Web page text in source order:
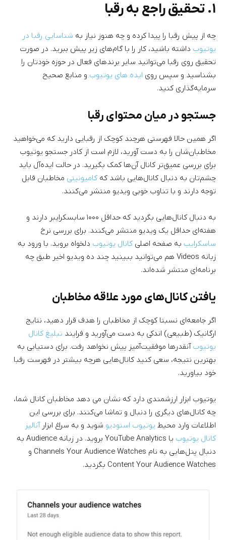
۱. تحقیق راجع به رقبا
چه از پیش رقبا را پیدا کرده و چه هنوز نیاز به شناسایی رقبا در
یوتیوب داشته باشید،‌ کار را با گام‌های زیر پیش ببرید. در صورت
تحقیق روی رقبا می‌توانید سایر برندهای فعال در حوزه خودتان را
بشناسید و سپس روی ایده های یوتیوب و منابع صحیح
سرمایه‌گذاری کنید.
جستجو در میان محتوای رقبا
اگر همین حالا فهرستی هرچند کوچک از رقبایی دارید که می‌خواهید
مخاطبان‌شان را به دست آورید، لازم است از کادر جستجو یوتیوب
برای بررسی عمیق‌تر کانال‌ آن‌ها کمک بگیرید. در حالت ایده‌آل باید
چشم‌تان به دنبال کانال‌هایی باشد که کامیونیتی مخاطبان قابل
توجه دارند و با تناوب خوبی ویدیو منتشر می‌کنند.
به دنبال کانال‌هایی بگردید که حداقل ۱۰۰۰ سابسکرایبر دارند و
هفته‌ای حداقل یک ویدیو منتشر می‌کنند. برای بررسی نرخ
ساسکرایب به صفحه اصلی کانال یوتیوب دلخواه بروید. با ورود به
زبانه Videos هم می‌توانید ببینید چند ده ویدیو اخیر طبق چه
برنامه‌ای منتشر شده‌اند.
یافتن کانال‌های مورد علاقه مخاطبان
اگر جامعه‌ای نسبتا کوچک از مخاطبان را هدف قرار دهید، نتایج
ارگانیک (طبیعی) اندکی به دست می‌آورید و فرایند تبلیغ کانال
یوتیوب آنقدرها موفقیت‌آمیز پیش نخواهد رفت. برای دستیابی به
بهترین نتیجه، سعی کنید کانال‌هایی هرچه بیشتر در فهرست رقبا
خود بیاورید.
یوتیوب ابزار ارزشمندی دارد که نشان می دهد مخاطبان کانال شما،
چه کانال‌های دیگری را دنبال و تماشا می‌کنند. برای بررسی این
اطلاعات وارد محیط یوتیوب استودیو شوید و به سراغ ابزارآنالیز
کانال یوتیوب
یا YouTube Analytics بروید. در زبانه Audience به
دنبال پنل‌هایی به نام Channels Your Audience Watches و
Content Your Audience Watches بگردید.